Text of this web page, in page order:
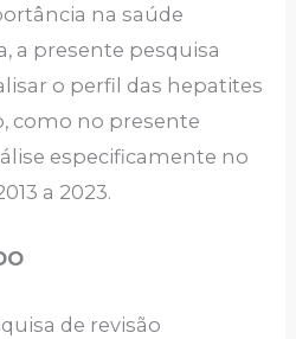
na saúde
a presente pesquisa
o perfil das hepatites
como no presente
especificamente no
a 2023.
de revisão